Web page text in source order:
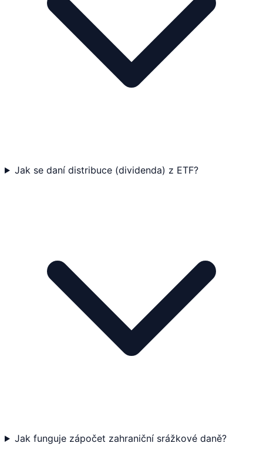
Jak se daní distribuce (dividenda) z ETF?
Jak funguje zápočet zahraniční srážkové daně?